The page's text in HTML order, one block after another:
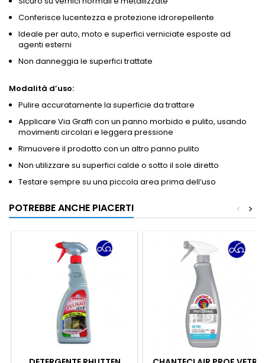
Conferisce lucentezza e protezione idrorepellente
Ideale per auto, moto e superfici verniciate esposte ad
agenti esterni
Non danneggia le superfici trattate
Modalità d’uso:
Pulire accuratamente la superficie da trattare
Applicare Via Graffi con un panno morbido e pulito, usando
movimenti circolari e leggera pressione
Rimuovere il prodotto con un altro panno pulito
Non utilizzare su superfici calde o sotto il sole diretto
Testare sempre su una piccola area prima dell’uso
POTREBBE ANCHE PIACERTI >
<